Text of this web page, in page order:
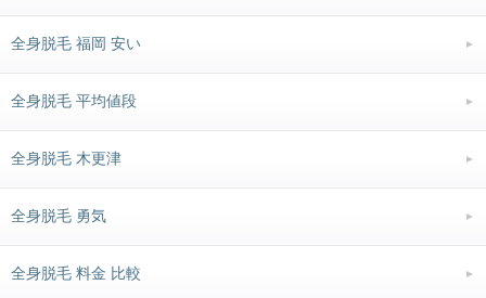
全身脱毛 福岡 安い
全身脱毛 平均値段
全身脱毛 木更津
全身脱毛 勇気
全身脱毛 料金 比較